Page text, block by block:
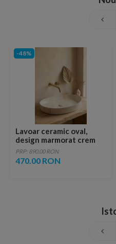
-48%
Lavoar ceramic oval,
design marmorat crem
lucios cu vene aurii,
ventil inclus
PRP: 890.00 RON
470.00 RON